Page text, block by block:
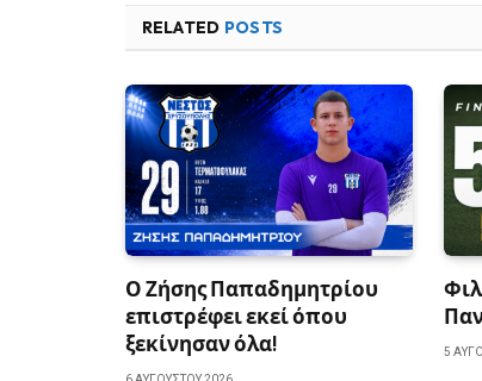
RELATED POSTS
Ο Ζήσης Παπαδημητρίου
επιστρέφει εκεί όπου
ξεκίνησαν όλα!
5